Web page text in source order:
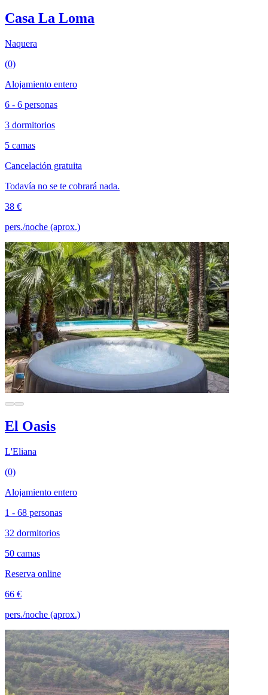
Casa La Loma
Naquera
(0)
Alojamiento entero
6 - 6 personas
3 dormitorios
5 camas
Cancelación gratuita
Todavía no se te cobrará nada.
38 €
pers./noche (aprox.)
El Oasis
L'Eliana
(0)
Alojamiento entero
1 - 68 personas
32 dormitorios
50 camas
Reserva online
66 €
pers./noche (aprox.)